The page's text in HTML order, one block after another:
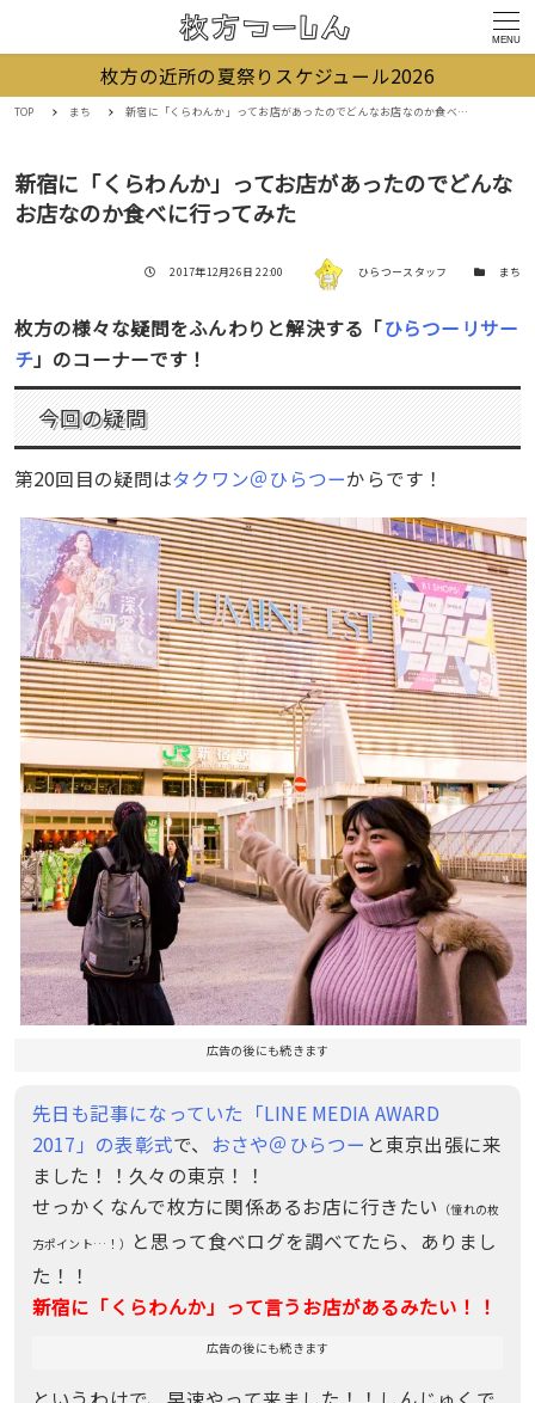
MENU
枚方の近所の夏祭りスケジュール2026
TOP まち 新宿に「くらわんか」ってお店があったのでどんなお店なのか食べに行ってみた
新宿に「くらわんか」ってお店があったのでどんな
お店なのか食べに行ってみた
投稿日
2017年12月26日 22:00 著者 ひらつースタッフ カテゴリー
まち
枚方の様々な疑問をふんわりと解決する「ひらつーリサー
チ」のコーナーです！
今回の疑問
第20回目の疑問はタクワン＠ひらつーからです！
広告の後にも続きます
先日も記事になっていた「LINE MEDIA AWARD
2017」の表彰式で、 おさや＠ひらつー と東京出張に来
ました！！久々の東京！！
せっかくなんで枚方に関係あるお店に行きたい （憧れの枚
方ポイント…！）
と思って食べログを調べてたら、ありまし
た！！
新宿に「くらわんか」って言うお店があるみたい！！
広告の後にも続きます